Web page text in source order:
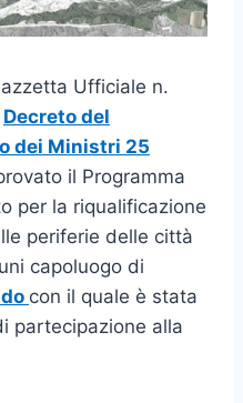
Ufficiale n.
Decreto del
dei Ministri 25
il Programma
per la riqualificazione
periferie delle città
capoluogo di
con il quale è stata
partecipazione alla